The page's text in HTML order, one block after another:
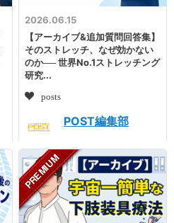
2026.06.15
【アーカイブ&追加質問回答集】
そのストレッチ、なぜ効かない
のか── 世界No.1ストレッチング
研究...
posts
POST編集部